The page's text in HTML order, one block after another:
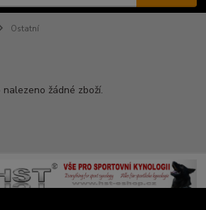
Ostatní
žádné zboží.